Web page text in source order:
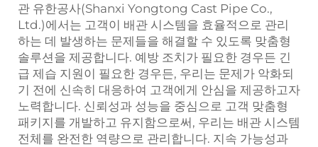
관 유한공사(Shanxi Yongtong Cast Pipe Co.,
Ltd.)에서는 고객이 배관 시스템을 효율적으로 관리
하는 데 발생하는 문제들을 해결할 수 있도록 맞춤형
솔루션을 제공합니다. 예방 조치가 필요한 경우든 긴
급 제습 지원이 필요한 경우든, 우리는 문제가 악화되
기 전에 신속히 대응하여 고객에게 안심을 제공하고자
노력합니다. 신뢰성과 성능을 중심으로 고객 맞춤형
패키지를 개발하고 유지함으로써, 우리는 배관 시스템
전체를 완전한 역량으로 관리합니다. 지속 가능성과